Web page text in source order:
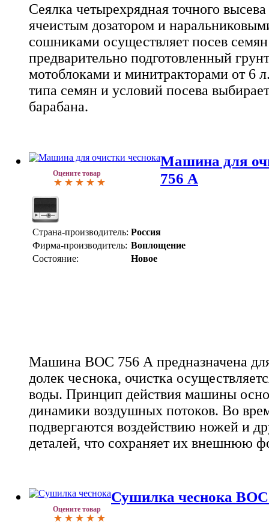
Сеялка четырехрядная точного
ячеистым дозатором и
сошниками осуществляет посев
предварительно подготовленный
мотоблоками и минитракторами от 6
типа семян и условий посева
барабана.
Оцените товар
Машина для
756 А
Страна-производитель: Россия
Фирма-производитель: Воплощение
Состояние:
Новое
Машина ВОС 756 А предназначена
долек чеснока, очистка
воды. Принцип действия машины
динамики воздушных потоков. Во
подвергаются воздействию ножей и
деталей, что сохраняет их внешнюю
Оцените товар
Сушилка чеснока